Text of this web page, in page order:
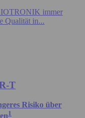
immer
Qualität in...
T
Risiko über
1